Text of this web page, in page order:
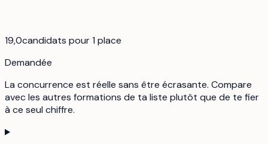
19,0candidats pour 1 place
Demandée
La concurrence est réelle sans être écrasante. Compare
avec les autres formations de ta liste plutôt que de te fier
à ce seul chiffre.